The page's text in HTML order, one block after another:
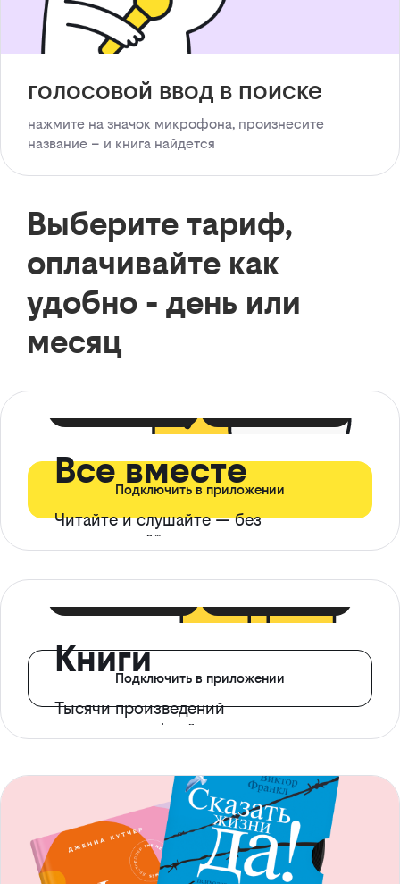
голосовой ввод в поиске
нажмите на значок микрофона, произнесите
название – и книга найдется
Выберите тариф,
оплачивайте как
удобно - день или
месяц
Все вместе
Читайте и слушайте — без
ограничений*
Подключить в приложении
Книги
Тысячи произведений
с доступом офлайн
Подключить в приложении